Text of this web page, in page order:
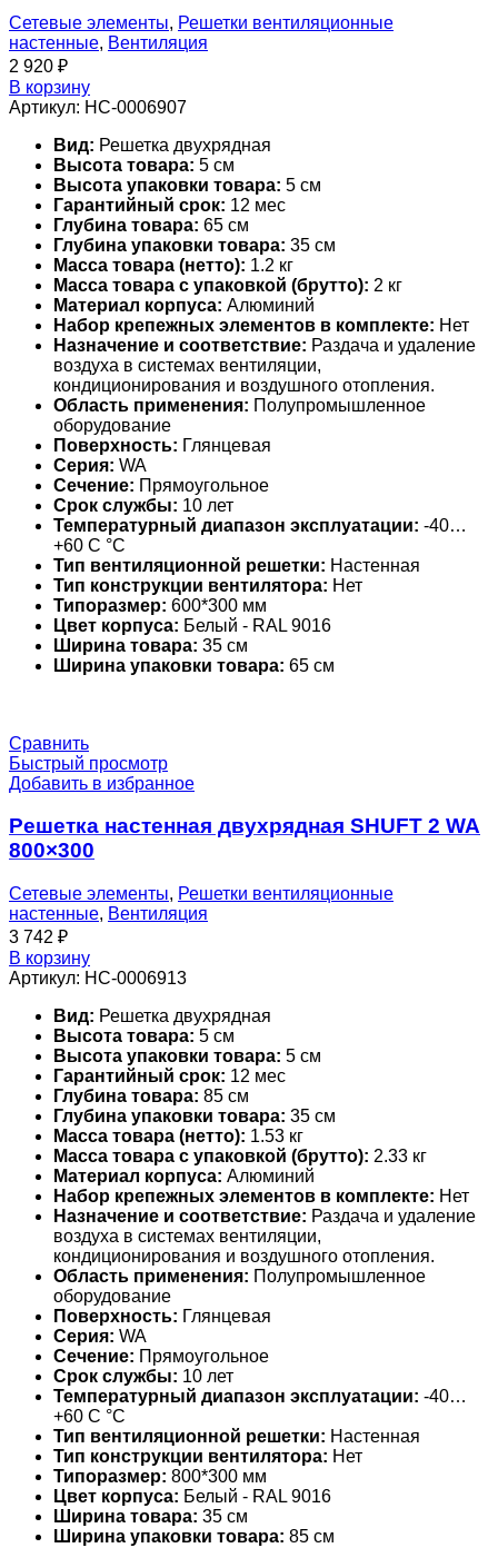
Сетевые элементы, Решетки вентиляционные
настенные, Вентиляция
2 920 ₽
В корзину
Артикул: НС-0006907
Вид: Решетка двухрядная
Высота товара: 5 см
Высота упаковки товара: 5 см
Гарантийный срок: 12 мес
Глубина товара: 65 см
Глубина упаковки товара: 35 см
Масса товара (нетто): 1.2 кг
Масса товара с упаковкой (брутто): 2 кг
Материал корпуса: Алюминий
Набор крепежных элементов в комплекте: Нет
Назначение и соответствие: Раздача и удаление
воздуха в системах вентиляции,
кондиционирования и воздушного отопления.
Область применения: Полупромышленное
оборудование
Поверхность: Глянцевая
Серия: WA
Сечение: Прямоугольное
Срок службы: 10 лет
Температурный диапазон эксплуатации: -40…
+60 С °С
Тип вентиляционной решетки: Настенная
Тип конструкции вентилятора: Нет
Типоразмер: 600*300 мм
Цвет корпуса: Белый - RAL 9016
Ширина товара: 35 см
Ширина упаковки товара: 65 см
Сравнить
Быстрый просмотр
Добавить в избранное
Решетка настенная двухрядная SHUFT 2 WA
800×300
Сетевые элементы, Решетки вентиляционные
настенные, Вентиляция
3 742 ₽
В корзину
Артикул: НС-0006913
Вид: Решетка двухрядная
Высота товара: 5 см
Высота упаковки товара: 5 см
Гарантийный срок: 12 мес
Глубина товара: 85 см
Глубина упаковки товара: 35 см
Масса товара (нетто): 1.53 кг
Масса товара с упаковкой (брутто): 2.33 кг
Материал корпуса: Алюминий
Набор крепежных элементов в комплекте: Нет
Назначение и соответствие: Раздача и удаление
воздуха в системах вентиляции,
кондиционирования и воздушного отопления.
Область применения: Полупромышленное
оборудование
Поверхность: Глянцевая
Серия: WA
Сечение: Прямоугольное
Срок службы: 10 лет
Температурный диапазон эксплуатации: -40…
+60 С °С
Тип вентиляционной решетки: Настенная
Тип конструкции вентилятора: Нет
Типоразмер: 800*300 мм
Цвет корпуса: Белый - RAL 9016
Ширина товара: 35 см
Ширина упаковки товара: 85 см